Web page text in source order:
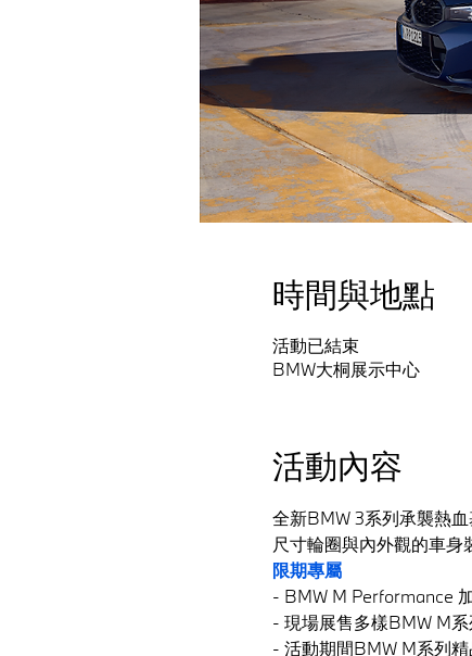
時間與地點
活動已結束
BMW大桐展示中心
活動內容
全新BMW 3系列承襲熱
尺寸輪圈與內外觀的車身
限期專屬
- BMW M Performance
- 現場展售多樣BMW M系
- 活動期間BMW M系列精